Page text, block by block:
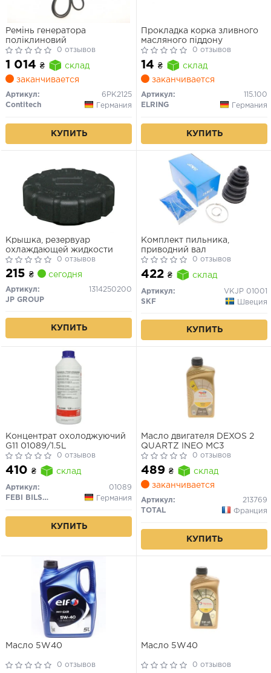
Ремінь генератора
поліклиновий
0 отзывов
1 014 ₴
склад
заканчивается
Артикул:
6PK2125
Contitech
Германия
КУПИТЬ
Прокладка корка зливного
масляного піддону
0 отзывов
14 ₴
склад
заканчивается
Артикул:
115.100
ELRING
Германия
КУПИТЬ
Крышка, резервуар
охлаждающей жидкости
0 отзывов
215 ₴ сегодня
Артикул:
1314250200
JP GROUP
КУПИТЬ
Комплект пильника,
приводний вал
0 отзывов
422 ₴ склад
Артикул:
VKJP 01001
SKF
Швеция
КУПИТЬ
Концентрат охолоджуючий
G11 01089/1.5L
0 отзывов
410 ₴ склад
Артикул:
01089
FEBI BILSTEIN
Германия
КУПИТЬ
Масло двигателя DEXOS 2
QUARTZ INEO MC3
0 отзывов
489 ₴
склад
заканчивается
Артикул:
213769
TOTAL
Франция
КУПИТЬ
Масло 5W40
0 отзывов
Масло 5W40
0 отзывов